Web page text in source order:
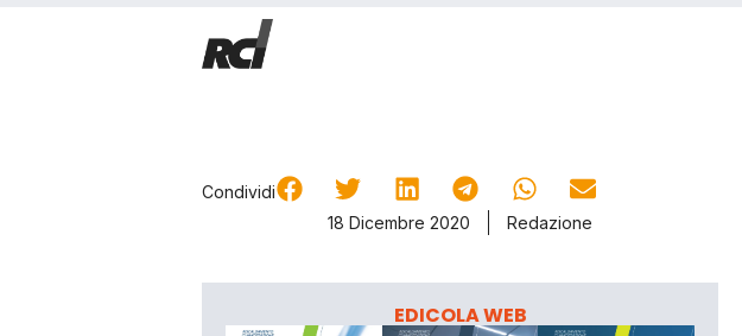
Condividi
18 Dicembre 2020
Redazione
EDICOLA WEB